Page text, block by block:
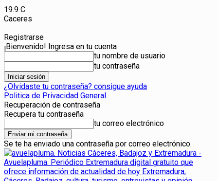
19.9 C
Caceres
Registrarse
¡Bienvenido! Ingresa en tu cuenta
tu nombre de usuario
tu contraseña
¿Olvidaste tu contraseña? consigue ayuda
Politica de Privacidad General
Recuperación de contraseña
Recupera tu contraseña
tu correo electrónico
Se te ha enviado una contraseña por correo electrónico.